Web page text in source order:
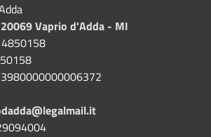
Vaprio d'Adda - MI